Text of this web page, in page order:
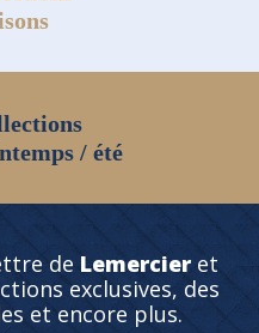
/ été
de Lemercier et
exclusives, des
et encore plus.